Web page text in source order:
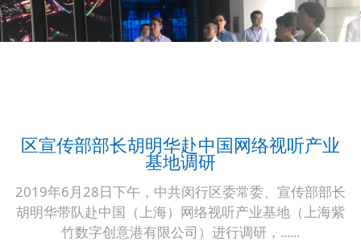
区宣传部部长胡明华赴中国网络视听产业
基地调研
2019年6月28日下午，中共闵行区委常委、宣传部部长
胡明华带队赴中国（上海）网络视听产业基地（上海紫
竹数字创意港有限公司）进行调研，......